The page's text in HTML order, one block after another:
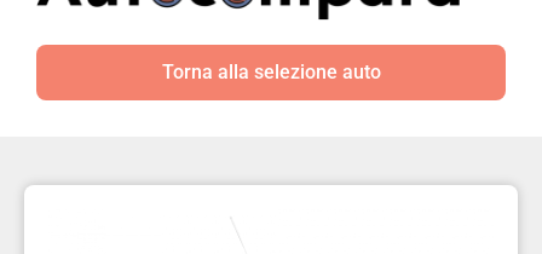
Torna alla selezione auto